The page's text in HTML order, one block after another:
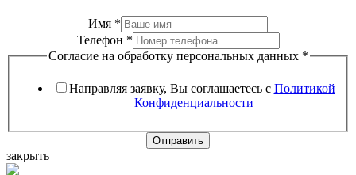
Имя *
Телефон *
Согласие на обработку персональных данных *
Направляя заявку, Вы соглашаетесь с Политикой
Конфиденциальности
Отправить
закрыть